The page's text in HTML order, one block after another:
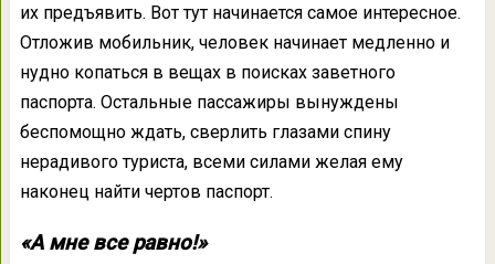
их предъявить. Вот тут начинается самое интересное.
Отложив мобильник, человек начинает медленно и
нудно копаться в вещах в поисках заветного
паспорта. Остальные пассажиры вынуждены
беспомощно ждать, сверлить глазами спину
нерадивого туриста, всеми силами желая ему
наконец найти чертов паспорт.
«А мне все равно!»